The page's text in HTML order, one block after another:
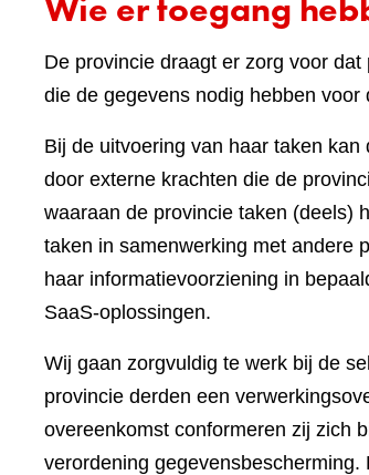
Wie er toegang
De provincie draagt er zorg voor
die de gegevens nodig hebben
Bij de uitvoering van haar taken
door externe krachten die de
waaraan de provincie taken (deels)
taken in samenwerking met andere
haar informatievoorziening in
SaaS-oplossingen.
Wij gaan zorgvuldig te werk bij de
provincie derden een
overeenkomst conformeren zij zich
verordening